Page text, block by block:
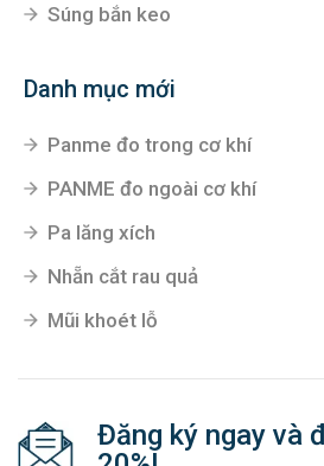
Súng bắn keo
Danh mục mới
Panme đo trong cơ khí
PANME đo ngoài cơ khí
Pa lăng xích
Nhẵn cắt rau quả
Mũi khoét lỗ
Đăng ký ngay và